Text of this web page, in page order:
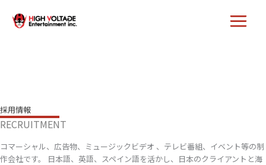
採用情報
RECRUITMENT
コマーシャル、広告物、ミュージックビデオ 、テレビ番組、イベント等の制
作会社です。 日本語、英語、スペイン語を活かし、日本のクライアントと海